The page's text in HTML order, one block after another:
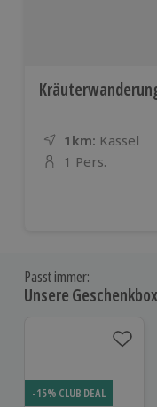
1km: Standort
Kassel
Anzahl der
1 Pers.
Passt immer:
Unsere
-15% CLUB DEAL